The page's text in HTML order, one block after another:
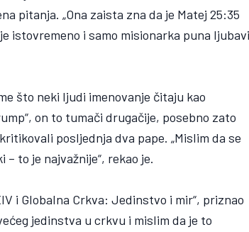
pitanja. „Ona zaista zna da je Matej 25:35
istovremeno i samo misionarka puna
što neki ljudi imenovanje čitaju kao
on to tumači drugačije, posebno zato
posljednja dva pape. „Mislim da se
to je najvažnije“, rekao je.
i Globalna Crkva: Jedinstvo i mir“, priznao
jedinstva u crkvu i mislim da je to